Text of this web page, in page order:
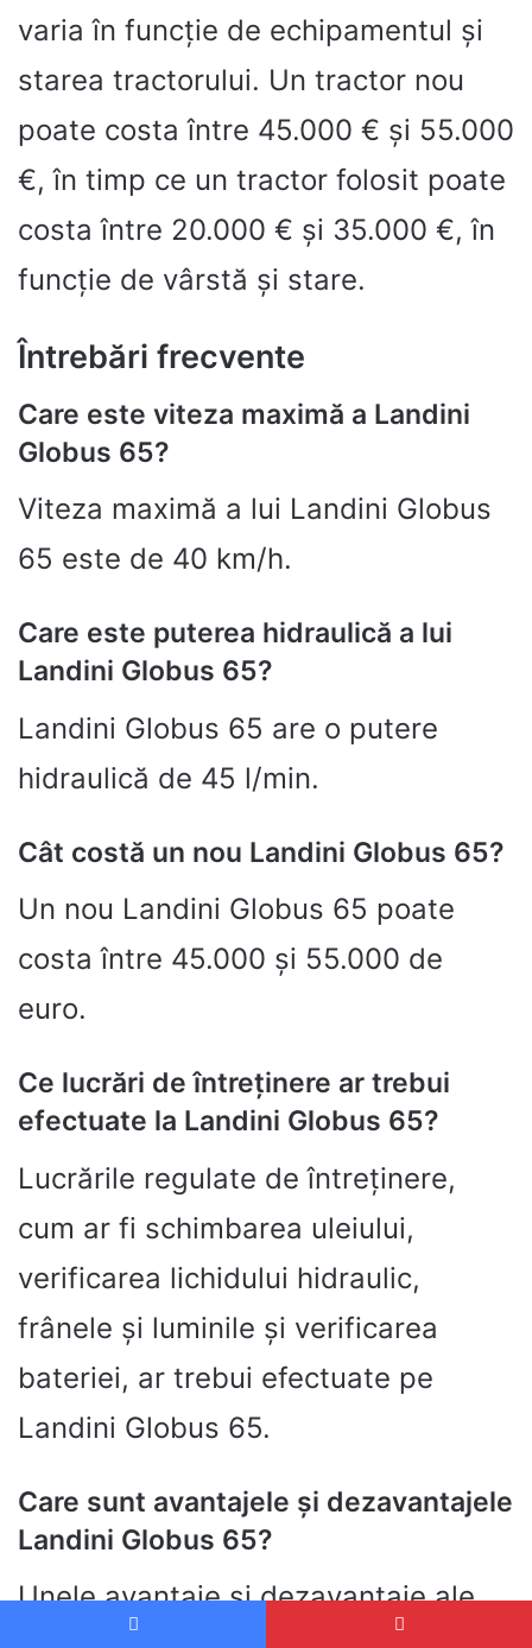
varia în funcție de echipamentul și
starea tractorului. Un tractor nou
poate costa între 45.000 € și 55.000
€, în timp ce un tractor folosit poate
costa între 20.000 € și 35.000 €, în
funcție de vârstă și stare.
Întrebări frecvente
Care este viteza maximă a Landini
Globus 65?
Viteza maximă a lui Landini Globus
65 este de 40 km/h.
Care este puterea hidraulică a lui
Landini Globus 65?
Landini Globus 65 are o putere
hidraulică de 45 l/min.
Cât costă un nou Landini Globus 65?
Un nou Landini Globus 65 poate
costa între 45.000 și 55.000 de
euro.
Ce lucrări de întreținere ar trebui
efectuate la Landini Globus 65?
Lucrările regulate de întreținere,
cum ar fi schimbarea uleiului,
verificarea lichidului hidraulic,
frânele și luminile și verificarea
bateriei, ar trebui efectuate pe
Landini Globus 65.
Care sunt avantajele și dezavantajele
Landini Globus 65?
Unele avantaje și dezavantaje ale